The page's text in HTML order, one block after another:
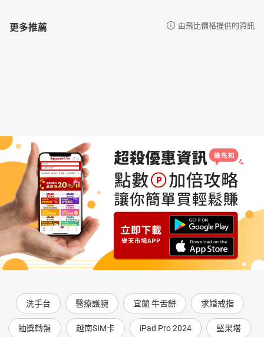
更多推薦 由飛比價格提供的資訊
洗手台 醫療護腕 宜蘭 牛舌餅 求婚戒指
抽獎轉盤 越南SIM卡 iPad Pro 2024 堅果塔